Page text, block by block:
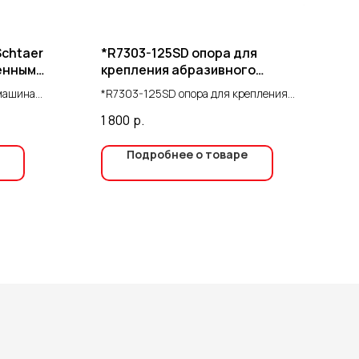
нанесения
*R7303-125SD опора для
крепления абразивного
материала для R7303-125
*R7303-125SD опора для крепления
1 800 р.
Подробнее о товаре